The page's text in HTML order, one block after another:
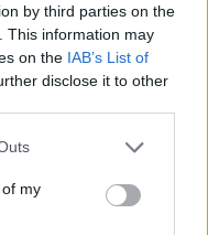
by third parties on the
This information may
on the IAB’s List of
disclose it to other
my
stosunek w
zaczęłam
wzięłam